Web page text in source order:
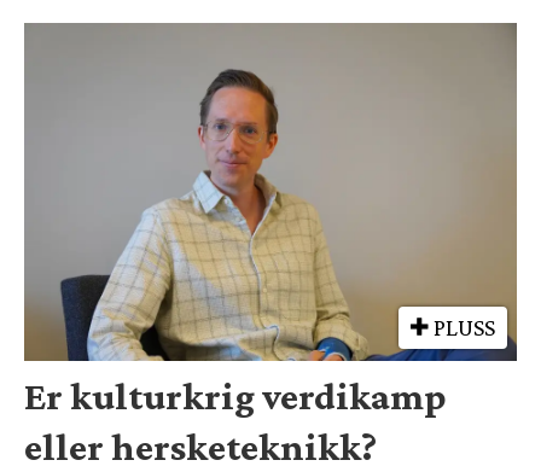
PLUSS
Er kulturkrig verdikamp
eller hersketeknikk?